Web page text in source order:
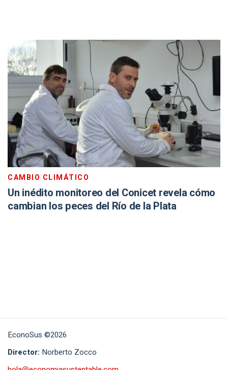
CAMBIO CLIMÁTICO
Un inédito monitoreo del Conicet revela cómo
cambian los peces del Río de la Plata
EconoSus ©2026
Director: Norberto Zocco